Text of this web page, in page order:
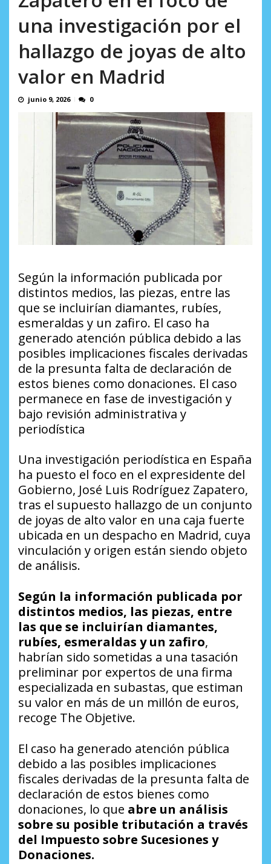
una investigación por el
hallazgo de joyas de alto
valor en Madrid
junio 9, 2026 0
Según la información publicada por
distintos medios, las piezas, entre las
que se incluirían diamantes, rubíes,
esmeraldas y un zafiro. El caso ha
generado atención pública debido a las
posibles implicaciones fiscales derivadas
de la presunta falta de declaración de
estos bienes como donaciones. El caso
permanece en fase de investigación y
bajo revisión administrativa y
periodística
Una investigación periodística en España
ha puesto el foco en el expresidente del
Gobierno, José Luis Rodríguez Zapatero,
tras el supuesto hallazgo de un conjunto
de joyas de alto valor en una caja fuerte
ubicada en un despacho en Madrid, cuya
vinculación y origen están siendo objeto
de análisis.
Según la información publicada por
distintos medios, las piezas, entre
las que se incluirían diamantes,
rubíes, esmeraldas y un zafiro,
habrían sido sometidas a una tasación
preliminar por expertos de una firma
especializada en subastas, que estiman
su valor en más de un millón de euros,
recoge The Objetive.
El caso ha generado atención pública
debido a las posibles implicaciones
fiscales derivadas de la presunta falta de
declaración de estos bienes como
donaciones, lo que abre un análisis
sobre su posible tributación a través
del Impuesto sobre Sucesiones y
Donaciones.